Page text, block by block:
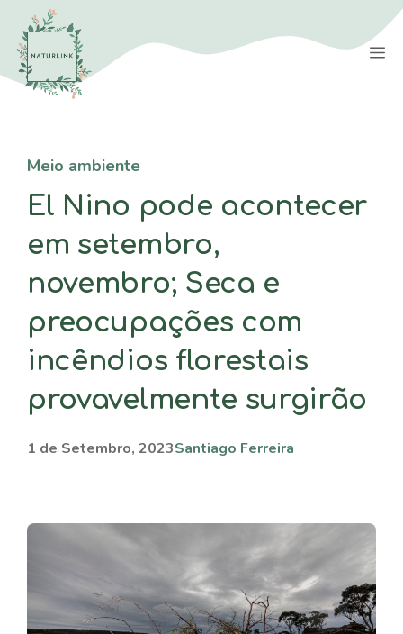
Saltar
para
conteúdo
Meio ambiente
El Nino pode acontecer
em setembro,
novembro; Seca e
preocupações com
incêndios florestais
provavelmente surgirão
1 de Setembro, 2023Santiago Ferreira